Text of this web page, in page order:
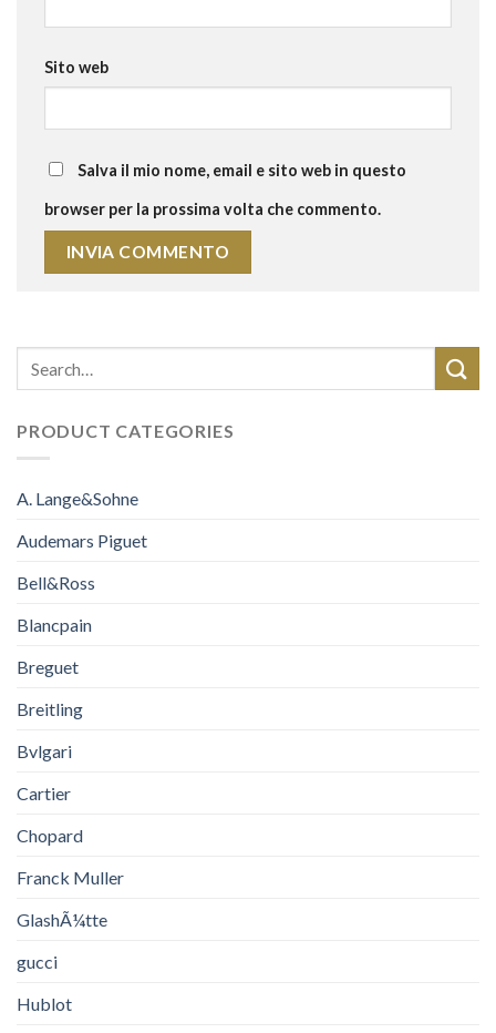
Sito web
Salva il mio nome, email e sito web in questo
browser per la prossima volta che commento.
PRODUCT CATEGORIES
A. Lange&Sohne
Audemars Piguet
Bell&Ross
Blancpain
Breguet
Breitling
Bvlgari
Cartier
Chopard
Franck Muller
GlashÃ¼tte
gucci
Hublot